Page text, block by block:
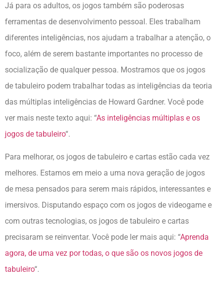
Já para os adultos, os jogos também são poderosas
ferramentas de desenvolvimento pessoal. Eles trabalham
diferentes inteligências, nos ajudam a trabalhar a atenção, o
foco, além de serem bastante importantes no processo de
socialização de qualquer pessoa. Mostramos que os jogos
de tabuleiro podem trabalhar todas as inteligências da teoria
das múltiplas inteligências de Howard Gardner. Você pode
ver mais neste texto aqui: “As inteligências múltiplas e os
jogos de tabuleiro“.
Para melhorar, os jogos de tabuleiro e cartas estão cada vez
melhores. Estamos em meio a uma nova geração de jogos
de mesa pensados para serem mais rápidos, interessantes e
imersivos. Disputando espaço com os jogos de videogame e
com outras tecnologias, os jogos de tabuleiro e cartas
precisaram se reinventar. Você pode ler mais aqui: “Aprenda
agora, de uma vez por todas, o que são os novos jogos de
tabuleiro“.